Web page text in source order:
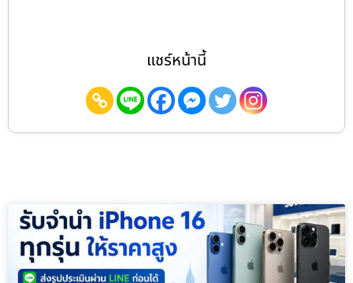
แชร์หน้านี้